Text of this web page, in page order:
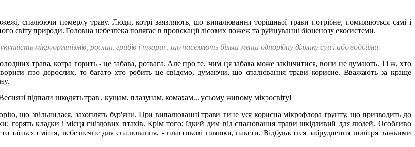
спалюючи померлу траву. Люди, котрі заявляють, що випалювання торішньої трави потрібне, помиляються самі і
світу природи. Головна небезпека полягає в провокації лісових пожеж та руйнуванні біоценозу екосистеми.
мікроорганізмів, рослин, грибів і тварин, що населяють більш менш однорідну ділянку суші або водойми.
трава, котра горить - це забава, розвага. Але про те, чим ця забава може закінчитися, вони не думають. Ті ж, хто
про дорослих, то багато хто робить це свідомо, думаючи, що спалювання трави корисне. Вважають за краще
підпали шкодять траві, кущам, плазунам, комахам... усьому живому мікросвіту!
що звільнилася, захоплять бур'яни. При випалюванні трави гине уся корисна мікрофлора ґрунту, що призводить до
горять кладки і місця гніздових птахів. Крім того: їдкий дим від спалювання трави шкідливий для людей. Особливо
таїться сміття, небезпечне для спалювання, - пластикові пляшки, пакети. Відбувається забруднення повітря важкими